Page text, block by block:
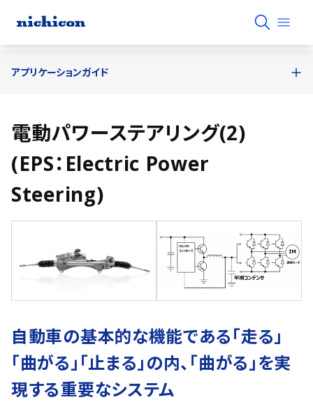
電動パワーステアリング(2)
(EPS：Electric Power
Steering)
自動車の基本的な機能である「走る」
「曲がる」「止まる」の内、「曲がる」を実
現する重要なシステム
アプリケーションガイド